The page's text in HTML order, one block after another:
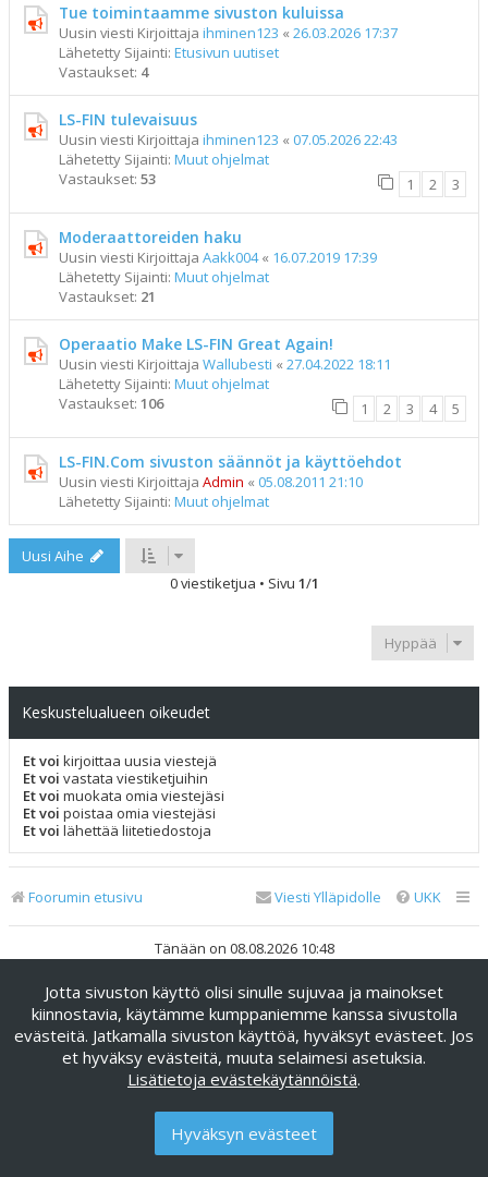
Tue toimintaamme sivuston kuluissa
Uusin viesti Kirjoittaja ihminen123 « 26.03.2026 17:37
Lähetetty Sijainti: Etusivun uutiset
Vastaukset: 4
LS-FIN tulevaisuus
Uusin viesti Kirjoittaja ihminen123 « 07.05.2026 22:43
Lähetetty Sijainti: Muut ohjelmat
Vastaukset: 53 1 2 3
Moderaattoreiden haku
Uusin viesti Kirjoittaja Aakk004« 16.07.2019 17:39
Lähetetty Sijainti: Muut ohjelmat
Vastaukset: 21
Operaatio Make LS-FIN Great Again!
Uusin viesti Kirjoittaja Wallubesti « 27.04.2022 18:11
Lähetetty Sijainti: Muut ohjelmat
Vastaukset: 106 1 2 3 4 5
LS-FIN.Com sivuston säännöt ja käyttöehdot
Uusin viesti Kirjoittaja Admin « 05.08.2011 21:10
Lähetetty Sijainti: Muut ohjelmat
Uusi Aihe
0 viestiketjua • Sivu 1/1
Hyppää
Keskustelualueen oikeudet
Et voi kirjoittaa uusia viestejä
Et voi vastata viestiketjuihin
Et voi muokata omia viestejäsi
Et voi poistaa omia viestejäsi
Et voi lähettää liitetiedostoja
Foorumin etusivu UKK
Viesti Ylläpidolle
Tänään on 08.08.2026 10:48
Keskustelufoorumin ohjelmistophpBB® Forum Software ©
phpBB Limited
Käännös: phpBB Suomi (lurttinen, harritapio, Pettis)
phpBB Metro Theme byPixelGoose Studio
Yksityisyys|Ehdot
Jotta sivuston käyttö olisi sinulle sujuvaa ja mainokset
kiinnostavia, käytämme kumppaniemme kanssa sivustolla
evästeitä. Jatkamalla sivuston käyttöä, hyväksyt evästeet. Jos
et hyväksy evästeitä, muuta selaimesi asetuksia.
Lisätietoja evästekäytännöistä.
Hyväksyn evästeet